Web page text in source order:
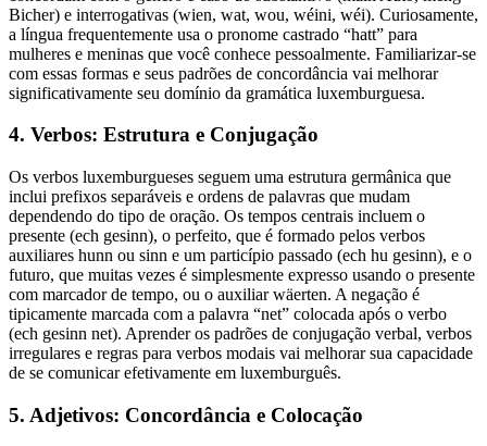
Bicher) e interrogativas (wien, wat, wou, wéini, wéi). Curiosamente,
a língua frequentemente usa o pronome castrado “hatt” para
mulheres e meninas que você conhece pessoalmente. Familiarizar-se
com essas formas e seus padrões de concordância vai melhorar
significativamente seu domínio da gramática luxemburguesa.
4. Verbos: Estrutura e Conjugação
Os verbos luxemburgueses seguem uma estrutura germânica que
inclui prefixos separáveis e ordens de palavras que mudam
dependendo do tipo de oração. Os tempos centrais incluem o
presente (ech gesinn), o perfeito, que é formado pelos verbos
auxiliares hunn ou sinn e um particípio passado (ech hu gesinn), e o
futuro, que muitas vezes é simplesmente expresso usando o presente
com marcador de tempo, ou o auxiliar wäerten. A negação é
tipicamente marcada com a palavra “net” colocada após o verbo
(ech gesinn net). Aprender os padrões de conjugação verbal, verbos
irregulares e regras para verbos modais vai melhorar sua capacidade
de se comunicar efetivamente em luxemburguês.
5. Adjetivos: Concordância e Colocação